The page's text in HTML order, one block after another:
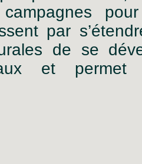
par
de se
et permet